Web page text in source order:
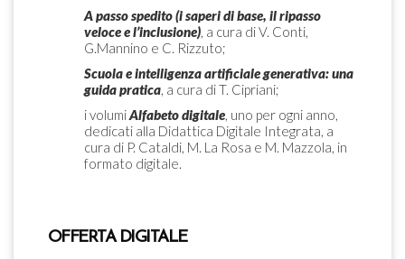
Apassospedito(isaperidibase, ilripasso
veloceel’inclusione), a cura di V. Conti,
G.Mannino e C. Rizzuto;
Scuolaeintelligenzaartificialegenerativa:una
guidapratica, a cura di T. Cipriani;
i volumiAlfabetodigitale, uno per ogni anno,
dedicati alla Didattica Digitale Integrata, a
cura di P. Cataldi, M. La Rosa e M. Mazzola, in
formato digitale.
OFFERTA DIGITALE